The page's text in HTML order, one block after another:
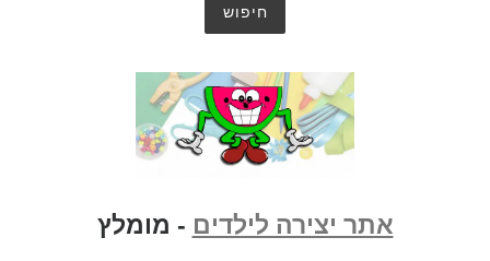
אתר יצירה לילדים - מומלץ